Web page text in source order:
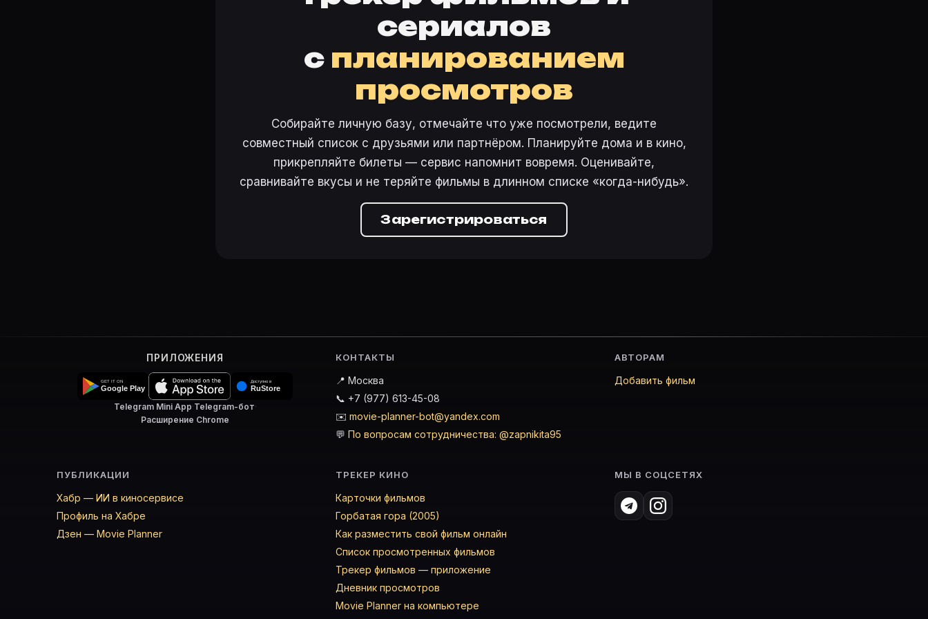
сериалов
с планированием
просмотров
Собирайте личную базу, отмечайте что уже посмотрели, ведите
совместный список с друзьями или партнёром. Планируйте дома и в кино,
прикрепляйте билеты — сервис напомнит вовремя. Оценивайте,
сравнивайте вкусы и не теряйте фильмы в длинном списке «когда-нибудь».
Зарегистрироваться
ПРИЛОЖЕНИЯ
Telegram Mini App·Telegram-бот·
Расширение Chrome
КОНТАКТЫ
📍 Москва
📞 +7 (977) 613-45-08
✉️ movie-planner-bot@yandex.com
💬 По вопросам сотрудничества: @zapnikita95
АВТОРАМ
Добавить фильм
ПУБЛИКАЦИИ
Хабр — ИИ в киносервисе
Профиль на Хабре
Дзен — Movie Planner
ТРЕКЕР КИНО
Карточки фильмов
Горбатая гора (2005)
Как разместить свой фильм онлайн
Список просмотренных фильмов
Трекер фильмов — приложение
Дневник просмотров
Movie Planner на компьютере
МЫ В СОЦСЕТЯХ